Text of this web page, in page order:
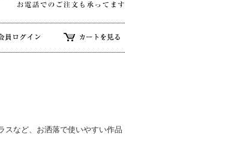
スなど、お洒落で使いやすい作品